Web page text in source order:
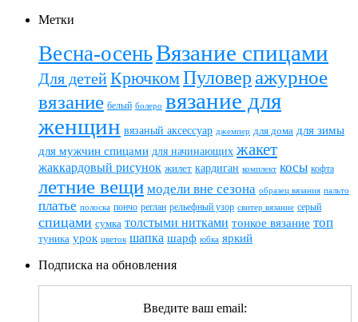
Метки
Весна-осеньВязание спицами
Для детейКрючкомПуловер ажурное
вязание белый болеро вязание для
женщин вязаный аксессуар джемпер для дома для зимы
для мужчин спицами для начинающих жакет
жаккардовый рисунок жилет кардиган комплект косы кофта
летние вещи модели вне сезона образец вязания пальто
платье полоска пончо реглан рельефный узор свитер вязание серый
спицами сумка толстыми нитками тонкое вязание топ
туника урок цветок шапка шарф юбка яркий
Подписка на обновления
Введите ваш email: